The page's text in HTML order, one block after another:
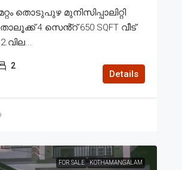
തൊടുപുഴ മുനിസിപ്പാലിറ്റി
4 സെൻ്റ് 650 SQFT വീട്
2
Details
FOR SALE KOTHAMANGALAM